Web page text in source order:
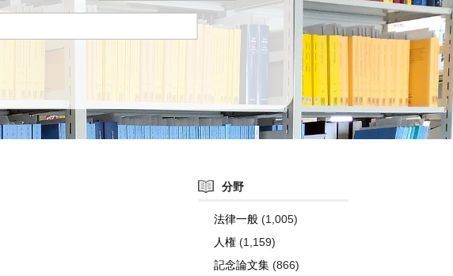
分野
法律一般 (1,005)
人権 (1,159)
記念論文集 (866)